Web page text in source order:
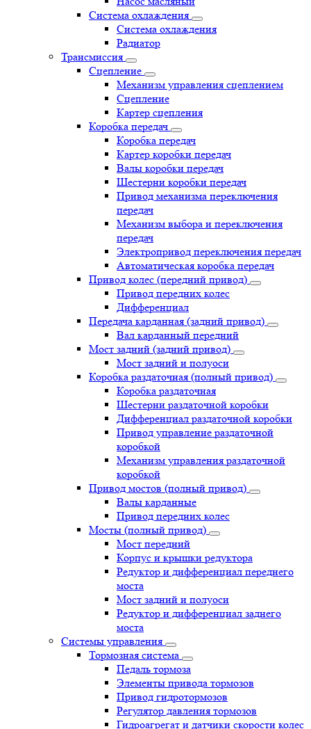
Система охлаждения
Система охлаждения
Радиатор
Трансмиссия
Сцепление
Механизм управления сцеплением
Сцепление
Картер сцепления
Коробка передач
Коробка передач
Картер коробки передач
Валы коробки передач
Шестерни коробки передач
Привод механизма переключения
передач
Механизм выбора и переключения
передач
Электропривод переключения передач
Автоматическая коробка передач
Привод колес (передний привод)
Привод передних колес
Дифференциал
Передача карданная (задний привод)
Вал карданный передний
Мост задний (задний привод)
Мост задний и полуоси
Коробка раздаточная (полный привод)
Коробка раздаточная
Шестерни раздаточной коробки
Дифференциал раздаточной коробки
Привод управление раздаточной
коробкой
Механизм управления раздаточной
коробкой
Привод мостов (полный привод)
Валы карданные
Привод передних колес
Мосты (полный привод)
Мост передний
Корпус и крышки редуктора
Редуктор и дифференциал переднего
моста
Мост задний и полуоси
Редуктор и дифференциал заднего
моста
Системы управления
Тормозная система
Педаль тормоза
Элементы привода тормозов
Привод гидротормозов
Регулятор давления тормозов
Гидроагрегат и датчики скорости колес